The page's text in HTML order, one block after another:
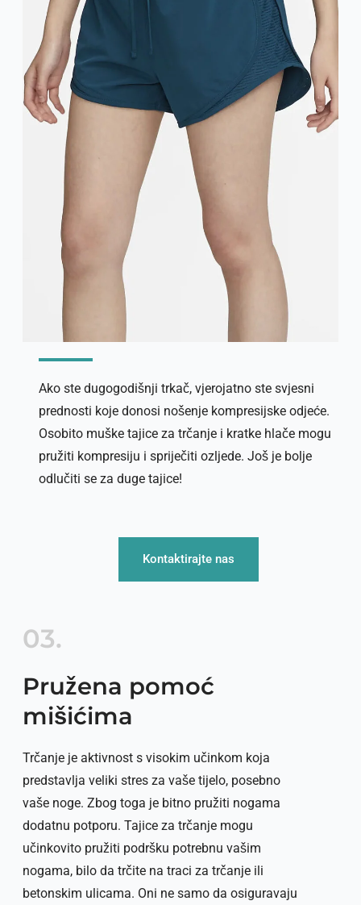
Ako ste dugogodišnji trkač, vjerojatno ste svjesni
prednosti koje donosi nošenje kompresijske odjeće.
Osobito muške tajice za trčanje i kratke hlače mogu
pružiti kompresiju i spriječiti ozljede. Još je bolje
odlučiti se za duge tajice!
Kontaktirajte nas
03.
Pružena pomoć
mišićima
Trčanje je aktivnost s visokim učinkom koja
predstavlja veliki stres za vaše tijelo, posebno
vaše noge. Zbog toga je bitno pružiti nogama
dodatnu potporu. Tajice za trčanje mogu
učinkovito pružiti podršku potrebnu vašim
nogama, bilo da trčite na traci za trčanje ili
betonskim ulicama. Oni ne samo da osiguravaju